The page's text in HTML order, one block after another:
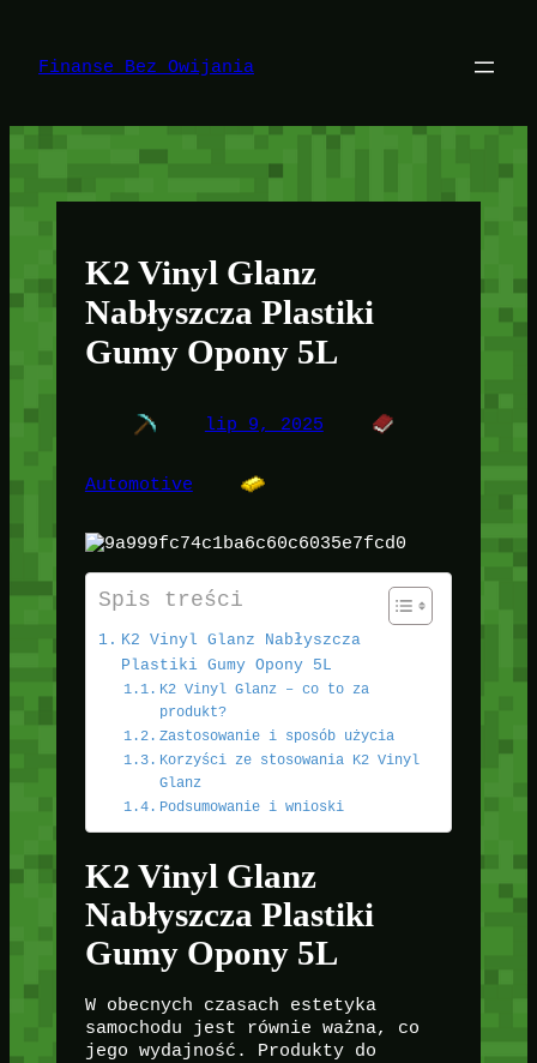
treści
Finanse Bez Owijania
K2 Vinyl Glanz
Nabłyszcza Plastiki
Gumy Opony 5L
lip 9, 2025
Automotive
Spis treści
K2 Vinyl Glanz Nabłyszcza
Plastiki Gumy Opony 5L
K2 Vinyl Glanz – co to za
produkt?
Zastosowanie i sposób użycia
Korzyści ze stosowania K2 Vinyl
Glanz
Podsumowanie i wnioski
K2 Vinyl Glanz
Nabłyszcza Plastiki
Gumy Opony 5L
W obecnych czasach estetyka
samochodu jest równie ważna, co
jego wydajność. Produkty do